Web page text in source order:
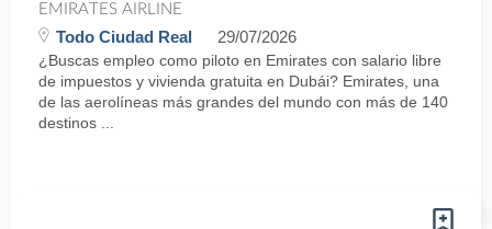
EMIRATES AIRLINE
Todo Ciudad Real 29/07/2026
¿Buscas empleo como piloto en Emirates con salario libre
de impuestos y vivienda gratuita en Dubái? Emirates, una
de las aerolíneas más grandes del mundo con más de 140
destinos ...